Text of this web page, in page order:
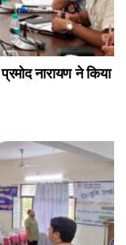
नारायण ने किया